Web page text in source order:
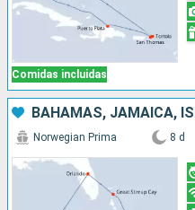
Comidas incluidas
Norwegian Prima 8 d